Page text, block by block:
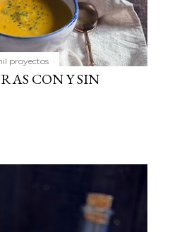
proyectos
CON Y SIN